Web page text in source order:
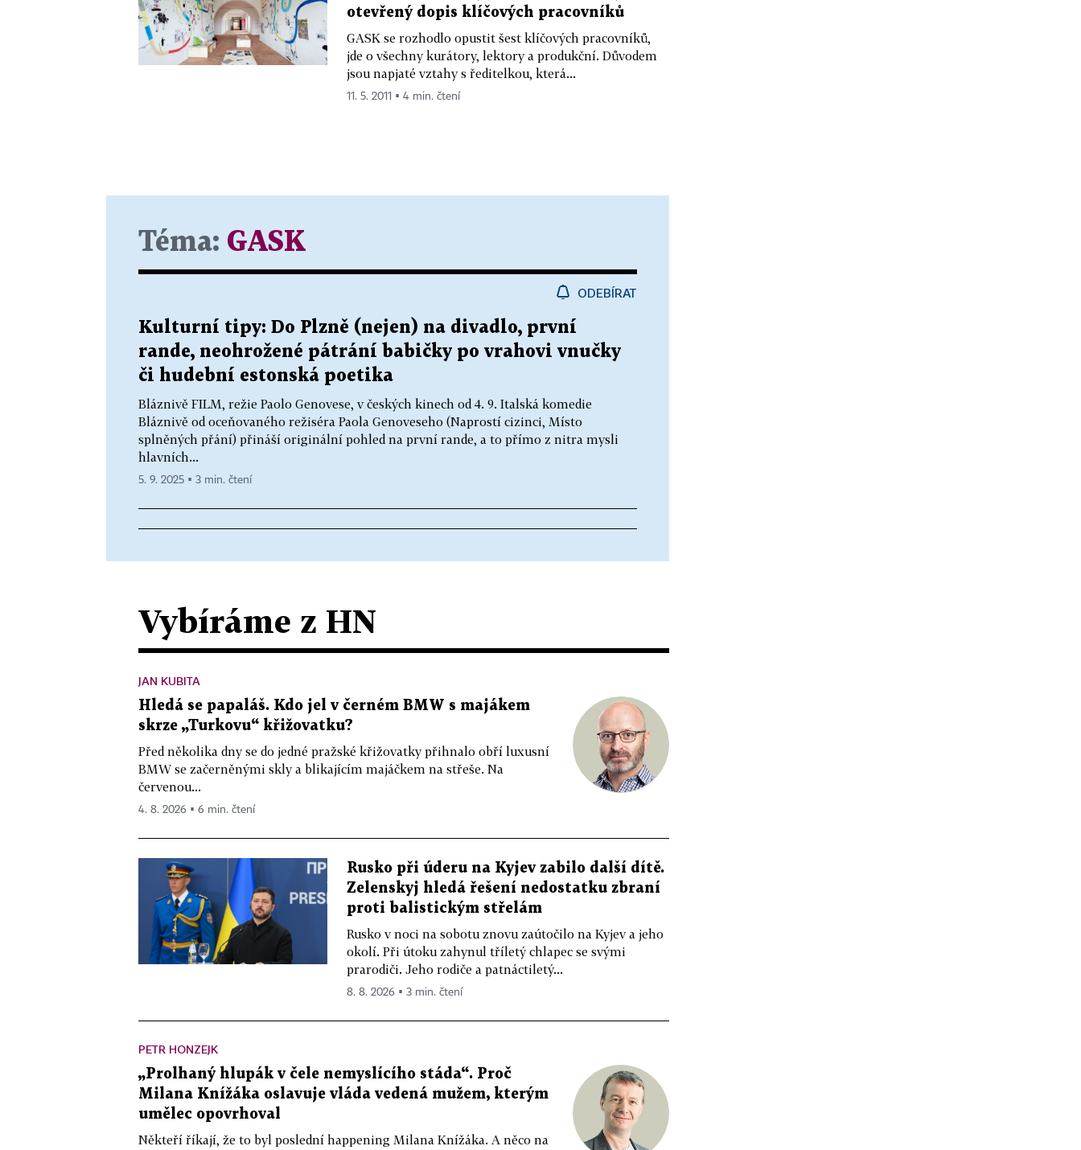
otevřený dopis klíčových pracovníků
GASK se rozhodlo opustit šest klíčových pracovníků,
jde o všechny kurátory, lektory a produkční. Důvodem
jsou napjaté vztahy s ředitelkou, která...
11. 5. 2011 ▪ 4 min. čtení
Téma: GASK
ODEBÍRAT
Kulturní tipy: Do Plzně (nejen) na divadlo, první
rande, neohrožené pátrání babičky po vrahovi vnučky
či hudební estonská poetika
Bláznivě FILM, režie Paolo Genovese, v českých kinech od 4. 9. Italská komedie
Bláznivě od oceňovaného režiséra Paola Genoveseho (Naprostí cizinci, Místo
splněných přání) přináší originální pohled na první rande, a to přímo z nitra mysli
hlavních...
5. 9. 2025 ▪ 3 min. čtení
Vybíráme z HN
JAN KUBITA
Hledá se papaláš. Kdo jel v černém BMW s majákem
skrze „Turkovu“ křižovatku?
Před několika dny se do jedné pražské křižovatky přihnalo obří luxusní
BMW se začerněnými skly a blikajícím majáčkem na střeše. Na
červenou...
4. 8. 2026 ▪ 6 min. čtení
Rusko při úderu na Kyjev zabilo další dítě.
Zelenskyj hledá řešení nedostatku zbraní
proti balistickým střelám
Rusko v noci na sobotu znovu zaútočilo na Kyjev a jeho
okolí. Při útoku zahynul tříletý chlapec se svými
prarodiči. Jeho rodiče a patnáctiletý...
8. 8. 2026 ▪ 3 min. čtení
PETR HONZEJK
„Prolhaný hlupák v čele nemyslícího stáda“. Proč
Milana Knížáka oslavuje vláda vedená mužem, kterým
umělec opovrhoval
Někteří říkají, že to byl poslední happening Milana Knížáka. A něco na